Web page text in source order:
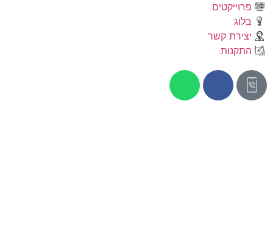
פרוייקטים
בלוג
יצירת קשר
התקנות